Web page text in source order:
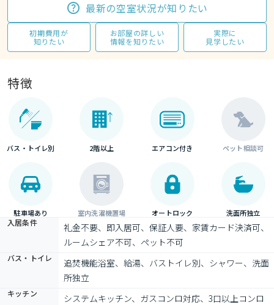
最新の空室状況が知りたい
初期費用が
知りたい
お部屋の詳しい
情報を知りたい
実際に
見学したい
特徴
バス・トイレ別 2階以上 エアコン付き ペット相談可
駐車場あり 室内洗濯機置場 オートロック 洗面所独立
入居条件
礼金不要、即入居可、保証人要、家賃カード決済可、
ルームシェア不可、ペット不可
バス・トイレ
追焚機能浴室、給湯、バストイレ別、シャワー、洗面
所独立
キッチン システムキッチン、ガスコンロ対応、3口以上コンロ